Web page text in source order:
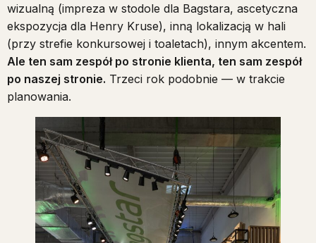
wizualną (impreza w stodole dla Bagstara, ascetyczna
ekspozycja dla Henry Kruse), inną lokalizacją w hali
(przy strefie konkursowej i toaletach), innym akcentem.
Ale ten sam zespół po stronie klienta, ten sam zespół
po naszej stronie. Trzeci rok podobnie — w trakcie
planowania.